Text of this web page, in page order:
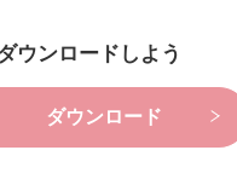
ウンロードしよう
ダウンロード